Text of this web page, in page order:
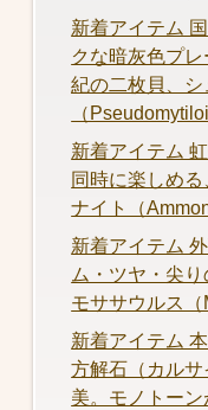
新着アイテム
クな暗灰色プ
紀の二枚貝、
（
新着アイテム
同時に楽しめ
ナイト（
新着アイテム
ム・ツヤ・尖
モササウルス
新着アイテム
方解石（カル
美。モノトー